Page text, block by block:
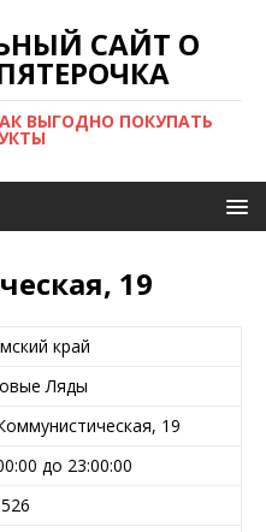
САЙТ О
ВЫГОДНО ПОКУПАТЬ
19
край
Ляды
19
до 23:00:00